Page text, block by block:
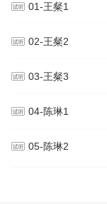
01-王粲1
02-王粲2
03-王粲3
04-陈琳1
05-陈琳2